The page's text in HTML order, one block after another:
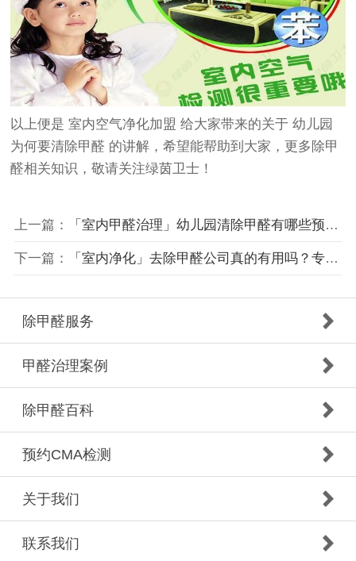
以上便是室内空气净化加盟 给大家带来的关于幼儿园
为何要清除甲醛 的讲解，希望能帮助到大家，更多除甲
醛相关知识，敬请关注绿茵卫士 ！
上一篇： 「室内甲醛治理」幼儿园清除甲醛有哪些预防措施？幼儿园的装修技巧是什么？
下一篇： 「室内净化」去除甲醛公司真的有用吗？专业的甲醛公司管用吗？
除甲醛服务
甲醛治理案例
除甲醛百科
预约CMA检测
关于我们
联系我们